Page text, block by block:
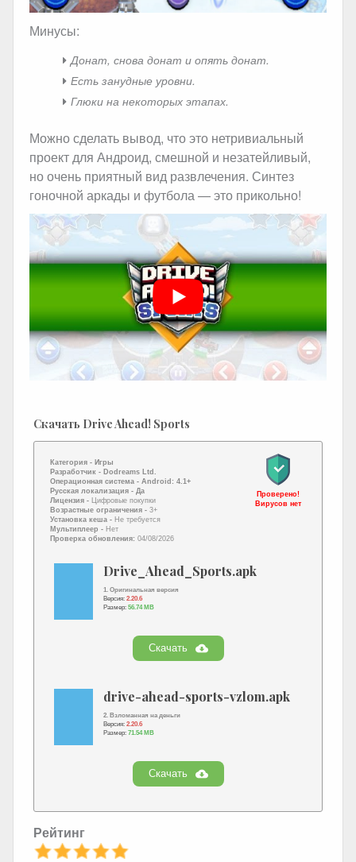
Минусы:
Донат, снова донат и опять донат.
Есть занудные уровни.
Глюки на некоторых этапах.
Можно сделать вывод, что это нетривиальный
проект для Андроид, смешной и незатейливый,
но очень приятный вид развлечения. Синтез
гоночной аркады и футбола — это прикольно!
Скачать Drive Ahead! Sports
Категория - Игры
Разработчик - Dodreams Ltd.
Операционная система - Android: 4.1+
Русская локализация - Да
Лицензия -
Цифровые покупки
Возрастные ограничения - 3+
Установка кеша - Не требуется
Мультиплеер - Нет
Проверка обновления: 04/08/2026
Проверено!
Вирусов нет
Drive_Ahead_Sports.apk
1. Оригинальная версия
Версия: 2.20.6
Размер: 56.74 MB
Скачать
drive-ahead-sports-vzlom.apk
2. Взломанная на деньги
Версия: 2.20.6
Размер: 71.54 MB
Скачать
Рейтинг